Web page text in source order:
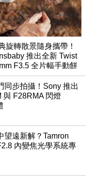
旋轉散景隨身攜帶！
推出全新 Twist
F3.5 全片幅手動餅
同步拍攝！Sony 推出
與 F28RMA 閃燈
望遠新解？Tamron
內變焦光學系統專